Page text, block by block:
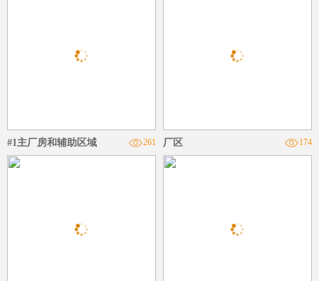
#1主厂房和辅助区域 261 厂区 174